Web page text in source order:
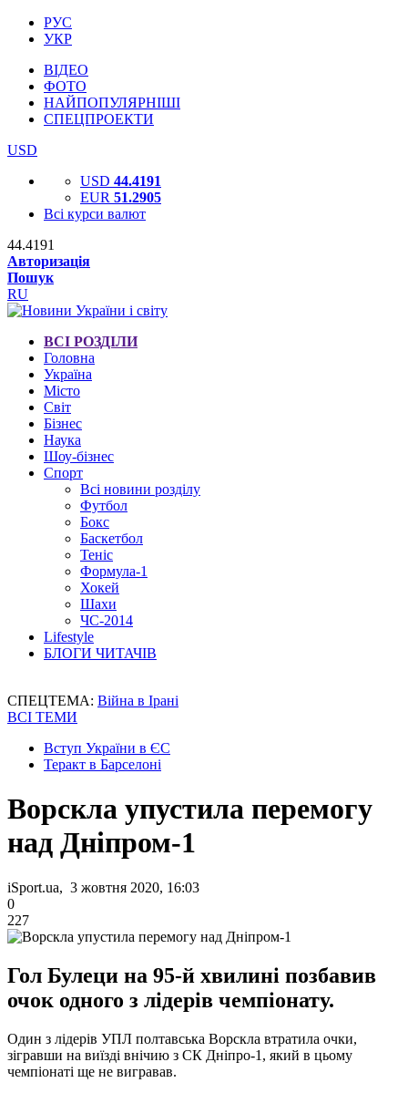
РУС
УКР
ВІДЕО
ФОТО
НАЙПОПУЛЯРНІШІ
СПЕЦПРОЕКТИ
USD
USD 44.4191
EUR 51.2905
Всі курси валют
44.4191
Авторизація
Пошук
RU
ВСІ РОЗДІЛИ
Головна
Україна
Місто
Світ
Бізнес
Наука
Шоу-бізнес
Спорт
Всі новини розділу
Футбол
Бокс
Баскетбол
Теніс
Формула-1
Хокей
Шахи
ЧС-2014
Lifestyle
БЛОГИ ЧИТАЧІВ
СПЕЦТЕМА: Війна в Ірані
ВСІ ТЕМИ
Вступ України в ЄС
Теракт в Барселоні
Ворскла упустила перемогу
над Дніпром-1
iSport.ua, 3 жовтня 2020, 16:03
0
227
Гол Булеци на 95-й хвилині позбавив
очок одного з лідерів чемпіонату.
Один з лідерів УПЛ полтавська Ворскла втратила очки,
зігравши на виїзді внічию з СК Дніпро-1, який в цьому
чемпіонаті ще не вигравав.